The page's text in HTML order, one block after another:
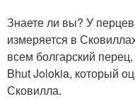
Знаете ли вы? У
измеряется в
всем болгарский
Bhut Jolokia, который
Сковилла.